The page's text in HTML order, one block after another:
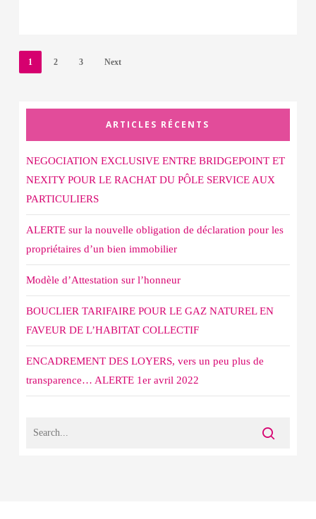
1 2 3 Next
ARTICLES RÉCENTS
NEGOCIATION EXCLUSIVE ENTRE BRIDGEPOINT ET
NEXITY POUR LE RACHAT DU PÔLE SERVICE AUX
PARTICULIERS
ALERTE sur la nouvelle obligation de déclaration pour les
propriétaires d’un bien immobilier
Modèle d’Attestation sur l’honneur
BOUCLIER TARIFAIRE POUR LE GAZ NATUREL EN
FAVEUR DE L’HABITAT COLLECTIF
ENCADREMENT DES LOYERS, vers un peu plus de
transparence… ALERTE 1er avril 2022